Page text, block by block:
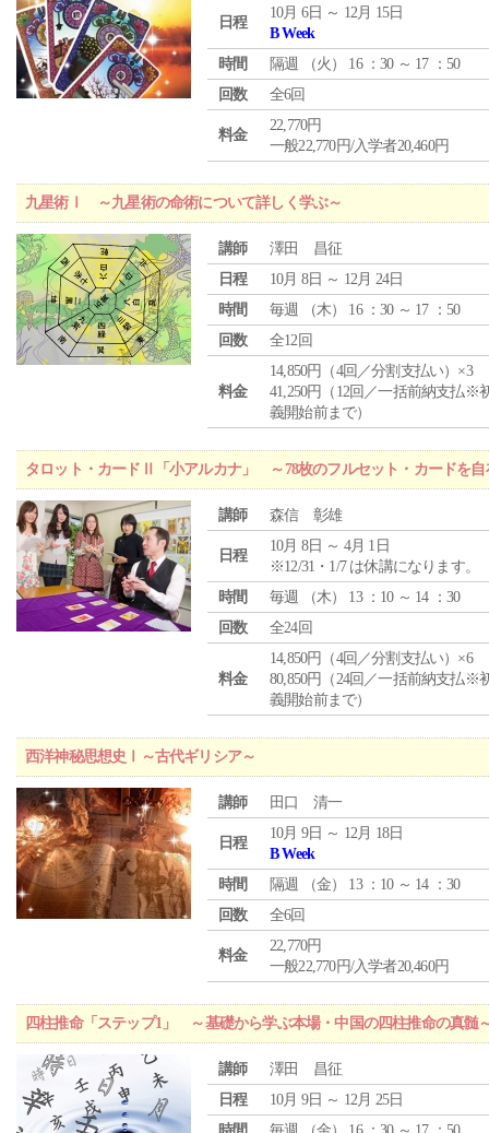
日程
10月 6日 ～ 12月 15日
B Week
時間
隔週 （火 ） 16 ：30 ～ 17 ：50
回数
全6回
料金
22,770円
一般22,770円/入学者20,460円
九星術Ⅰ ～九星術の命術について詳しく学ぶ～
講師
澤田 昌征
日程
10月 8日 ～ 12月 24日
時間
毎週 （木） 16 ：30 ～ 17 ：50
回数
全12回
料金
14,850円（4回／分割支払い）×3
41,250円（12回／一括前納支払※
義開始前まで）
タロット・カードⅡ「小アルカナ」 ～78枚のフルセット・カードを自
講師 森信 彰雄
日程
10月 8日 ～ 4月 1日
※12/31・1/7 は休講になります。
時間
毎週 （木） 13 ：10 ～ 14 ：30
回数
全24回
料金
14,850円（4回／分割支払い）×6
80,850円（24回／一括前納支払※
義開始前まで）
西洋神秘思想史Ⅰ～古代ギリシア～
講師 田口 清一
日程
10月 9日 ～ 12月 18日
B Week
時間
隔週 （金） 13 ：10 ～ 14 ：30
回数
全6回
料金
22,770円
一般22,770円/入学者20,460円
四柱推命「ステップ1」 ～基礎から学ぶ本場・中国の四柱推命の真髄
講師
澤田 昌征
日程
10月 9日 ～ 12月 25日